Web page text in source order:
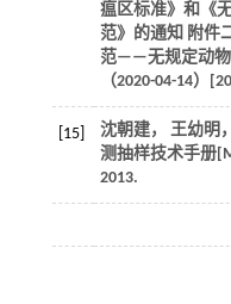
瘟区标准》和《
范》的通知 附件
范——无规定动物
（2020-04-14）[
[15] 沈朝建， 王幼明
测抽样技术手册
2013.